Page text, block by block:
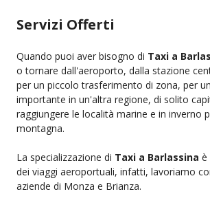
Servizi Offerti
Quando puoi aver bisogno di Taxi a
o tornare dall'aeroporto, dalla stazione
per un piccolo trasferimento di zona, per
importante in un'altra regione, di solito
raggiungere le località marine e in inverno
montagna.
La specializzazione di Taxi a Barlassina è
dei viaggi aeroportuali, infatti, lavoriamo
aziende di Monza e Brianza.